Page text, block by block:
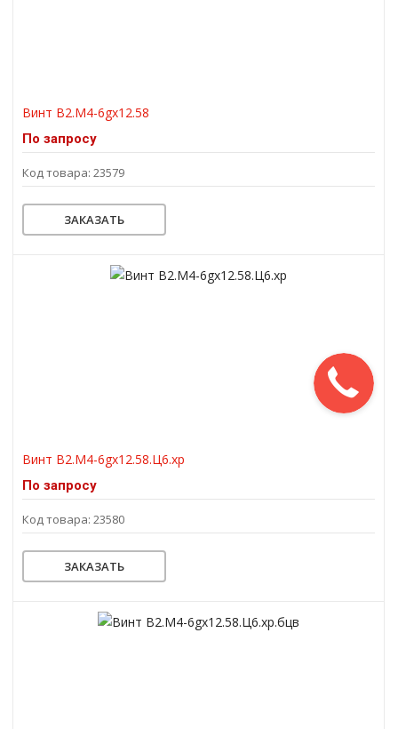
Винт В2.М4-6gх12.58
По запросу
Код товара: 23579
ЗАКАЗАТЬ
Винт В2.М4-6gх12.58.Ц6.хр
По запросу
Код товара: 23580
ЗАКАЗАТЬ